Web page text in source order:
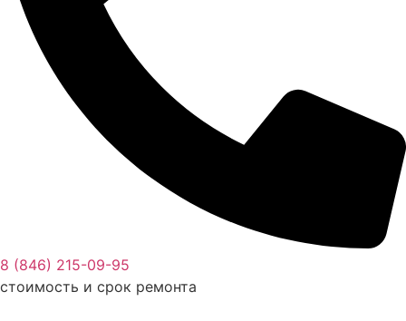
8 (846) 215-09-95
стоимость и срок ремонта